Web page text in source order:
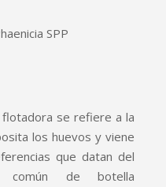
SPP
se refiere a la
los huevos y viene
que datan del
de botella